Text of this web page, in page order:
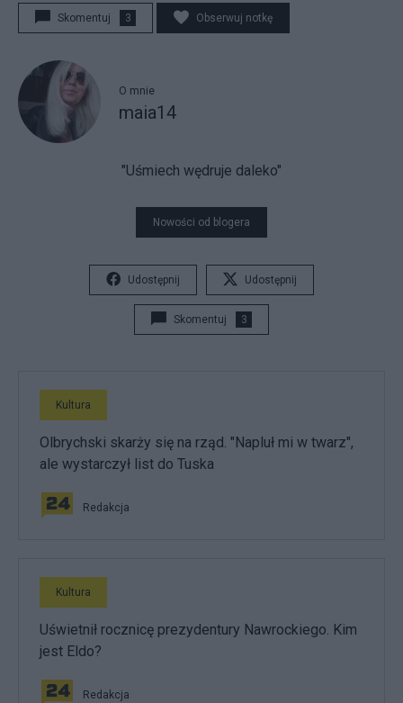
Skomentuj 3 Obserwuj notkę
O mnie
maia14
"Uśmiech wędruje daleko"
Nowości od blogera
Udostępnij Udostępnij
Skomentuj 3
Kultura
Olbrychski skarży się na rząd. "Napluł mi w twarz",
ale wystarczył list do Tuska
Redakcja
Kultura
Uświetnił rocznicę prezydentury Nawrockiego. Kim
jest Eldo?
Redakcja